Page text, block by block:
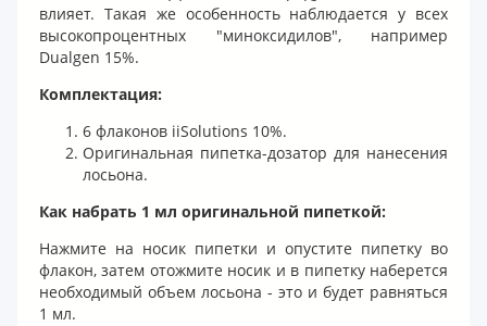
влияет. Такая же особенность наблюдается у всех
высокопроцентных "миноксидилов", например
Dualgen 15%.
Комплектация:
6 флаконов iiSolutions 10%.
Оригинальная пипетка-дозатор для нанесения
лосьона.
Как набрать 1 мл оригинальной пипеткой:
Нажмите на носик пипетки и опустите пипетку во
флакон, затем отожмите носик и в пипетку наберется
необходимый объем лосьона - это и будет равняться
1 мл.